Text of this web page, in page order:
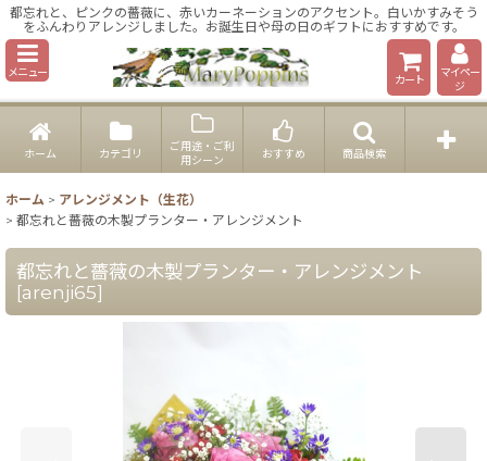
都忘れと、ピンクの薔薇に、赤いカーネーションのアクセント。白いかすみそう
をふんわりアレンジしました。お誕生日や母の日のギフトにおすすめです。
メニュー カート
マイペー
ジ
ホーム カテゴリ
ご用途・ご利
用シーン
おすすめ 商品検索
ホーム > アレンジメント（生花）
> 都忘れと薔薇の木製プランター・アレンジメント
都忘れと薔薇の木製プランター・アレンジメント
[arenji65]